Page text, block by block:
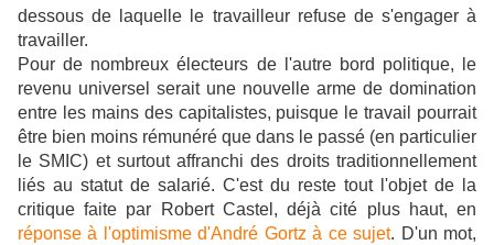
dessous de laquelle le travailleur refuse de s'engager à
travailler.
Pour de nombreux électeurs de l'autre bord politique, le
revenu universel serait une nouvelle arme de domination
entre les mains des capitalistes, puisque le travail pourrait
être bien moins rémunéré que dans le passé (en particulier
le SMIC) et surtout affranchi des droits traditionnellement
liés au statut de salarié. C'est du reste tout l'objet de la
critique faite par Robert Castel, déjà cité plus haut, en
réponse à l'optimisme d'André Gortz à ce sujet. D'un mot,